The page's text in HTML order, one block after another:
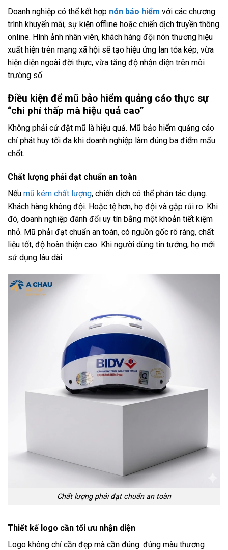
Doanh nghiệp có thể kết hợp nón bảo hiểm với các chương
trình khuyến mãi, sự kiện offline hoặc chiến dịch truyền thông
online. Hình ảnh nhân viên, khách hàng đội nón thương hiệu
xuất hiện trên mạng xã hội sẽ tạo hiệu ứng lan tỏa kép, vừa
hiện diện ngoài đời thực, vừa tăng độ nhận diện trên môi
trường số.
Điều kiện để mũ bảo hiểm quảng cáo thực sự
“chi phí thấp mà hiệu quả cao”
Không phải cứ đặt mũ là hiệu quả. Mũ bảo hiểm quảng cáo
chỉ phát huy tối đa khi doanh nghiệp làm đúng ba điểm mấu
chốt.
Chất lượng phải đạt chuẩn an toàn
Nếu mũ kém chất lượng, chiến dịch có thể phản tác dụng.
Khách hàng không đội. Hoặc tệ hơn, họ đội và gặp rủi ro. Khi
đó, doanh nghiệp đánh đổi uy tín bằng một khoản tiết kiệm
nhỏ. Mũ phải đạt chuẩn an toàn, có nguồn gốc rõ ràng, chất
liệu tốt, độ hoàn thiện cao. Khi người dùng tin tưởng, họ mới
sử dụng lâu dài.
Chất lượng phải đạt chuẩn an toàn
Thiết kế logo cần tối ưu nhận diện
Logo không chỉ cần đẹp mà cần đúng: đúng màu thương